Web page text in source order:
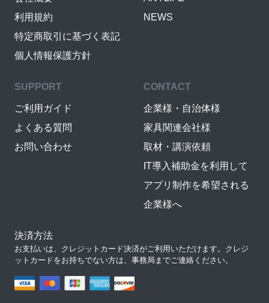
利用規約
特定商取引に基づく表記
個人情報保護方針
NEWS
SUPPORT
ご利用ガイド
よくある質問
お問い合わせ
CONTACT
企業様・自治体様
家具関連会社様
取材・講演依頼
IT導入補助金を利用して
アプリ制作を希望される
企業様へ
決済方法
お支払いは、クレジットカード決済がご利用いただけます。クレジ
ットカードをお持ちでない方は、事務局までご連絡ください。